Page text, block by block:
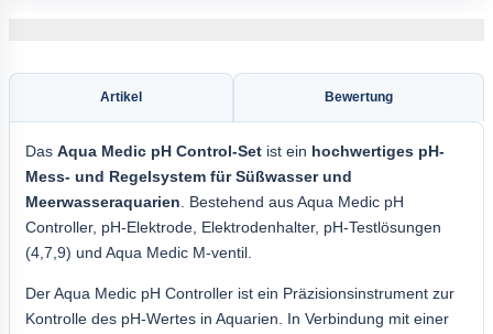
Artikel Bewertung
Das Aqua Medic pH Control-Set ist ein hochwertiges pH-
Mess- und Regelsystem für Süßwasser und
Meerwasseraquarien . Bestehend aus Aqua Medic pH
Controller, pH-Elektrode, Elektrodenhalter, pH-Testlösungen
(4,7,9) und Aqua Medic M-ventil.
Der Aqua Medic pH Controller ist ein Präzisionsinstrument zur
Kontrolle des pH-Wertes in Aquarien. In Verbindung mit einer